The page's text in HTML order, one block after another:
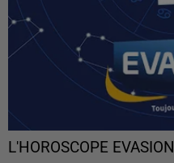
L'HOROSCOPE EVASION